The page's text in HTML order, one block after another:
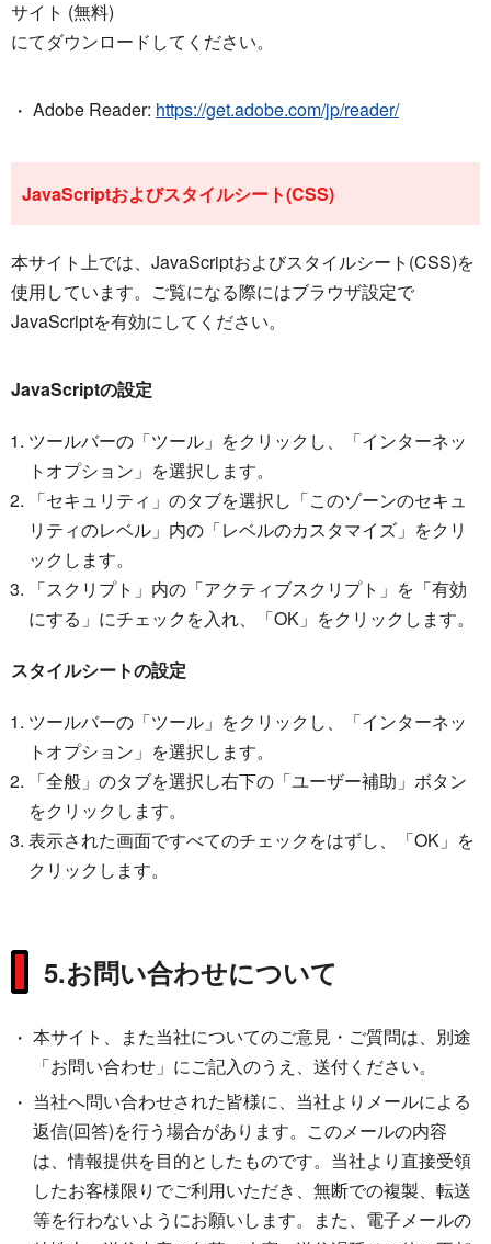
サイト (無料)
にてダウンロードしてください。
Adobe Reader: https://get.adobe.com/jp/reader/
JavaScriptおよびスタイルシート(CSS)
本サイト上では、JavaScriptおよびスタイルシート(CSS)を
使用しています。ご覧になる際にはブラウザ設定で
JavaScriptを有効にしてください。
JavaScriptの設定
ツールバーの「ツール」をクリックし、「インターネッ
トオプション」を選択します。
「セキュリティ」のタブを選択し「このゾーンのセキュ
リティのレベル」内の「レベルのカスタマイズ」をクリ
ックします。
「スクリプト」内の「アクティブスクリプト」を「有効
にする」にチェックを入れ、「OK」をクリックします。
スタイルシートの設定
ツールバーの「ツール」をクリックし、「インターネッ
トオプション」を選択します。
「全般」のタブを選択し右下の「ユーザー補助」ボタン
をクリックします。
表示された画面ですべてのチェックをはずし、「OK」を
クリックします。
5.お問い合わせについて
本サイト、また当社についてのご意見・ご質問は、別途
「お問い合わせ」にご記入のうえ、送付ください。
当社へ問い合わせされた皆様に、当社よりメールによる
返信(回答)を行う場合があります。このメールの内容
は、情報提供を目的としたものです。当社より直接受領
したお客様限りでご利用いただき、無断での複製、転送
等を行わないようにお願いします。また、電子メールの